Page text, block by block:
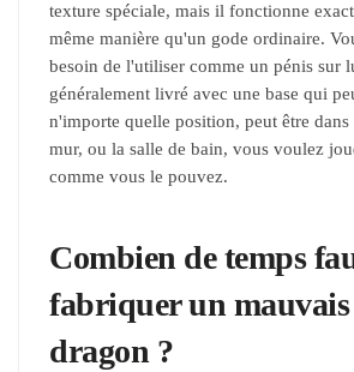
texture spéciale, mais il fonctionne
même manière qu'un gode ordinaire.
besoin de l'utiliser comme un pénis sur
généralement livré avec une base qui
n'importe quelle position, peut être dans
mur, ou la salle de bain, vous voulez
comme vous le pouvez.
Combien de temps
fabriquer un mauvais
dragon ?